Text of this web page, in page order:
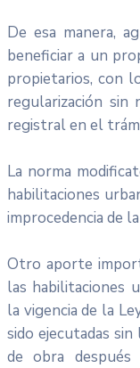
De esa manera,
beneficiar a un
propietarios, con
regularización sin
registral en el
La norma
habilitaciones
improcedencia de
Otro aporte
las habilitaciones
la vigencia de la
sido ejecutadas
de obra